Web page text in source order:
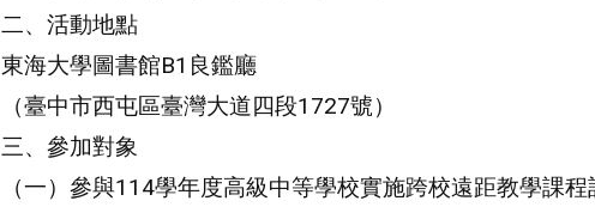
二、活動地點
東海大學圖書館B1良鑑廳
（臺中市西屯區臺灣大道四段1727號）
三、參加對象
（一）參與114學年度高級中等學校實施跨校遠距教學課程